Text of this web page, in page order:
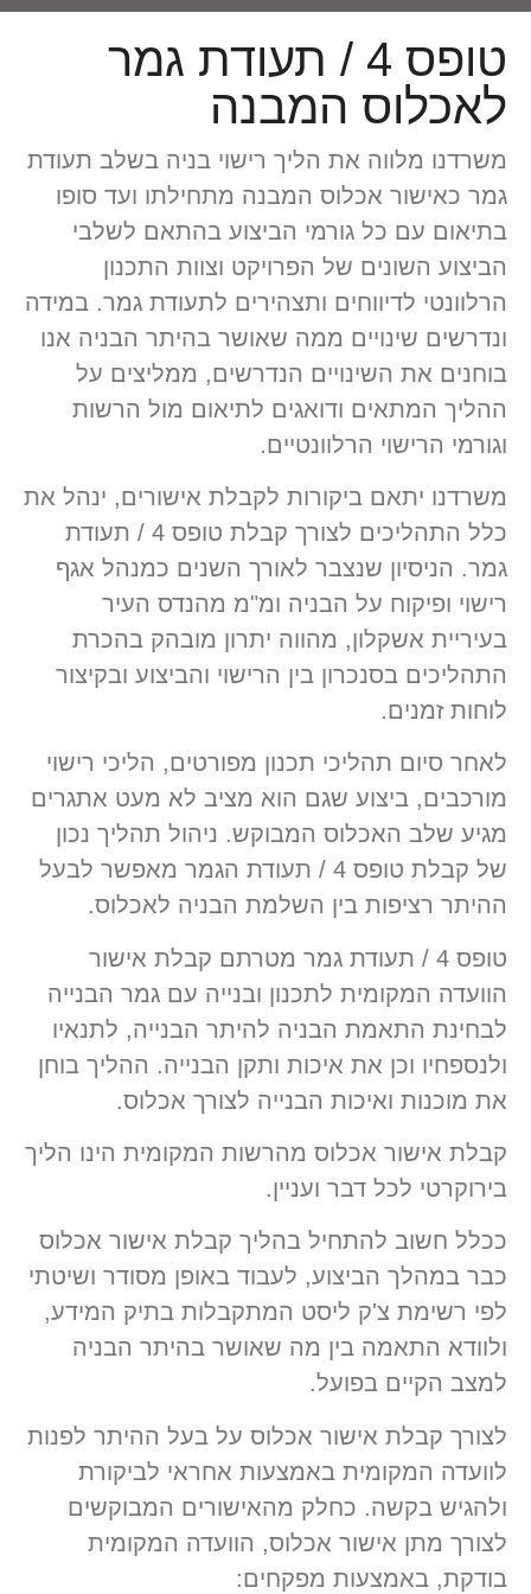
טופס 4 / תעודת גמר
לאכלוס המבנה
משרדנו מלווה את הליך רישוי בניה בשלב תעודת
גמר כאישור אכלוס המבנה מתחילתו ועד סופו
בתיאום עם כל גורמי הביצוע בהתאם לשלבי
הביצוע השונים של הפרויקט וצוות התכנון
הרלוונטי לדיווחים ותצהירים לתעודת גמר. במידה
ונדרשים שינויים ממה שאושר בהיתר הבניה אנו
בוחנים את השינויים הנדרשים, ממליצים על
ההליך המתאים ודואגים לתיאום מול הרשות
וגורמי הרישוי הרלוונטיים.
משרדנו יתאם ביקורות לקבלת אישורים, ינהל את
כלל התהליכים לצורך קבלת טופס 4 / תעודת
גמר. הניסיון שנצבר לאורך השנים כמנהל אגף
רישוי ופיקוח על הבניה ומ"מ מהנדס העיר
בעיריית אשקלון, מהווה יתרון מובהק בהכרת
התהליכים בסנכרון בין הרישוי והביצוע ובקיצור
לוחות זמנים.
לאחר סיום תהליכי תכנון מפורטים, הליכי רישוי
מורכבים, ביצוע שגם הוא מציב לא מעט אתגרים
מגיע שלב האכלוס המבוקש. ניהול תהליך נכון
של קבלת טופס 4 / תעודת הגמר מאפשר לבעל
ההיתר רציפות בין השלמת הבניה לאכלוס.
טופס 4 / תעודת גמר מטרתם קבלת אישור
הוועדה המקומית לתכנון ובנייה עם גמר הבנייה
לבחינת התאמת הבניה להיתר הבנייה, לתנאיו
ולנספחיו וכן את איכות ותקן הבנייה. ההליך בוחן
את מוכנות ואיכות הבנייה לצורך אכלוס.
קבלת אישור אכלוס מהרשות המקומית הינו הליך
בירוקרטי לכל דבר ועניין.
ככלל חשוב להתחיל בהליך קבלת אישור אכלוס
כבר במהלך הביצוע, לעבוד באופן מסודר ושיטתי
לפי רשימת צ'ק ליסט המתקבלות בתיק המידע,
ולוודא התאמה בין מה שאושר בהיתר הבניה
למצב הקיים בפועל.
לצורך קבלת אישור אכלוס על בעל ההיתר לפנות
לוועדה המקומית באמצעות אחראי לביקורת
ולהגיש בקשה. כחלק מהאישורים המבוקשים
לצורך מתן אישור אכלוס, הוועדה המקומית
בודקת, באמצעות מפקחים: